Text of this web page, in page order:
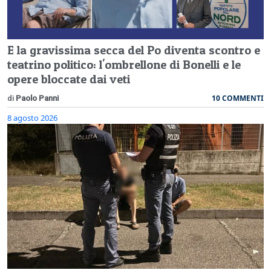
E la gravissima secca del Po diventa scontro e
teatrino politico: l'ombrellone di Bonelli e le
opere bloccate dai veti
di Paolo Panni 10 COMMENTI
8 agosto 2026